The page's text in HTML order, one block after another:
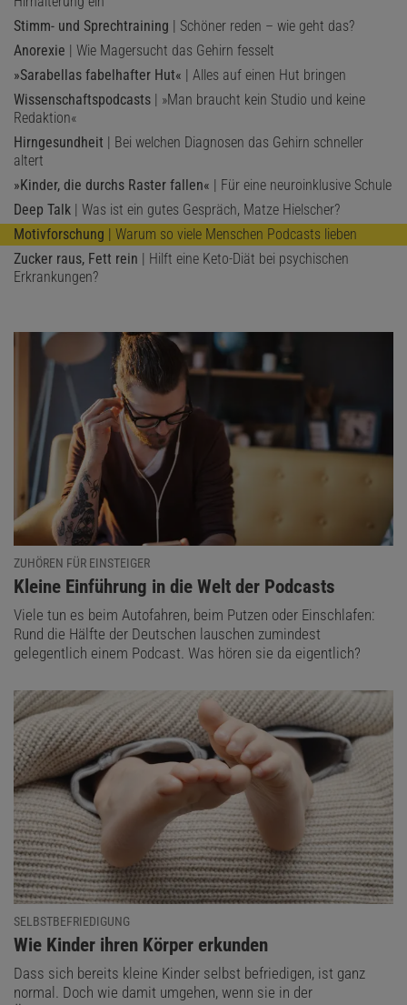
Stimm- und Sprechtraining | Schöner reden – wie geht das?
Anorexie | Wie Magersucht das Gehirn fesselt
»Sarabellas fabelhafter Hut« | Alles auf einen Hut bringen
Wissenschaftspodcasts | »Man braucht kein Studio und keine
Redaktion«
Hirngesundheit | Bei welchen Diagnosen das Gehirn schneller
altert
»Kinder, die durchs Raster fallen« | Für eine neuroinklusive Schule
Deep Talk | Was ist ein gutes Gespräch, Matze Hielscher?
Motivforschung | Warum so viele Menschen Podcasts lieben
Zucker raus, Fett rein | Hilft eine Keto-Diät bei psychischen
Erkrankungen?
ZUHÖREN FÜR EINSTEIGER
:
Kleine Einführung in die Welt der Podcasts
Viele tun es beim Autofahren, beim Putzen oder Einschlafen:
Rund die Hälfte der Deutschen lauschen zumindest
gelegentlich einem Podcast. Was hören sie da eigentlich?
SELBSTBEFRIEDIGUNG
:
Wie Kinder ihren Körper erkunden
Dass sich bereits kleine Kinder selbst befriedigen, ist ganz
normal. Doch wie damit umgehen, wenn sie in der